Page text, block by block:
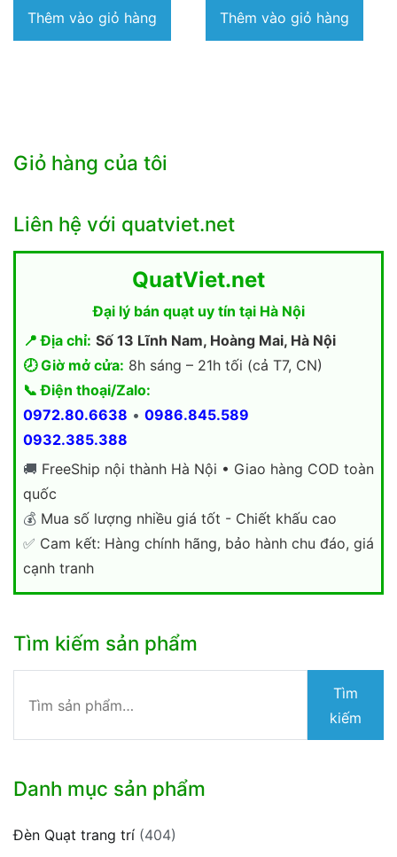
là:
6.600.000₫.
là:
Thêm vào giỏ hàng Thêm vào giỏ hàng
Giỏ hàng của tôi
Liên hệ với quatviet.net
QuatViet.net
Đại lý bán quạt uy tín tại Hà Nội
📍 Địa chỉ: Số 13 Lĩnh Nam, Hoàng Mai, Hà Nội
🕗 Giờ mở cửa: 8h sáng – 21h tối (cả T7, CN)
📞 Điện thoại/Zalo:
0972.80.6638 • 0986.845.589
0932.385.388
🚚 FreeShip nội thành Hà Nội • Giao hàng COD toàn
quốc
💰 Mua số lượng nhiều giá tốt - Chiết khấu cao
✅ Cam kết: Hàng chính hãng, bảo hành chu đáo, giá
cạnh tranh
Tìm kiếm sản phẩm
kiếm:
Tìm
kiếm
Danh mục sản phẩm
Đèn Quạt trang trí (404)